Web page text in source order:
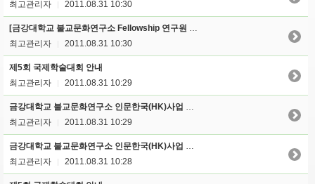
최고관리자
2011.08.31 10:30
[금강대학교 불교문화연구소 Fellowship 연구원 신규 채용 공고]
최고관리자
2011.08.31 10:30
제5회 국제학술대회 안내
최고관리자
2011.08.31 10:29
금강대학교 불교문화연구소 인문한국(HK)사업 HK연구교수(내국인) 초빙 공고
최고관리자
2011.08.31 10:29
금강대학교 불교문화연구소 인문한국(HK)사업 HK연구교수(외국인) 초빙 공고
최고관리자
2011.08.31 10:28